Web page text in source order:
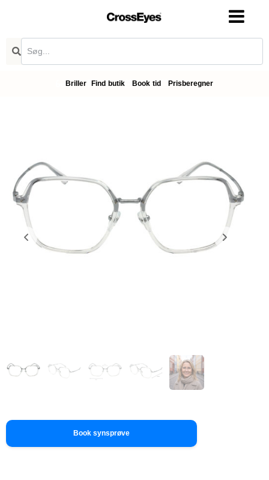
Briller Find butik Book tid Prisberegner
Book synsprøve